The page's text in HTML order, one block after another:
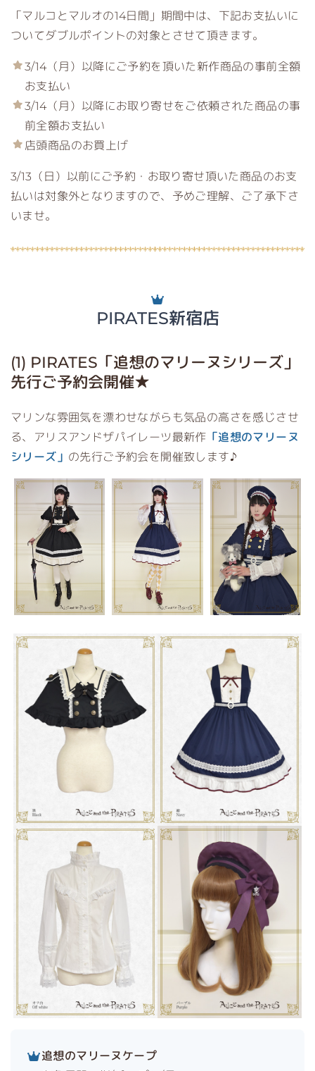
「マルコとマルオの14日間」期間中は、下記お支払いに
ついてダブルポイントの対象とさせて頂きます。
3/14（月）以降にご予約を頂いた新作商品の事前全額
お支払い
3/14（月）以降にお取り寄せをご依頼された商品の事
前全額お支払い
店頭商品のお買上げ
3/13（日）以前にご予約・お取り寄せ頂いた商品のお支
払いは対象外となりますので、予めご理解、ご了承下さ
いませ。
PIRATES新宿店
(1) PIRATES「追想のマリーヌシリーズ」
先行ご予約会開催★
マリンな雰囲気を漂わせながらも気品の高さを感じさせ
る、アリスアンドザパイレーツ最新作 「追想のマリーヌ
シリーズ」 の先行ご予約会を開催致します♪
追想のマリーヌケープ